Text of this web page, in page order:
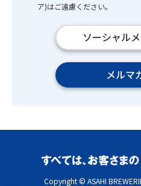
ア)はご遠慮ください。
ソーシャル
メルマ
Copyright © ASAHI